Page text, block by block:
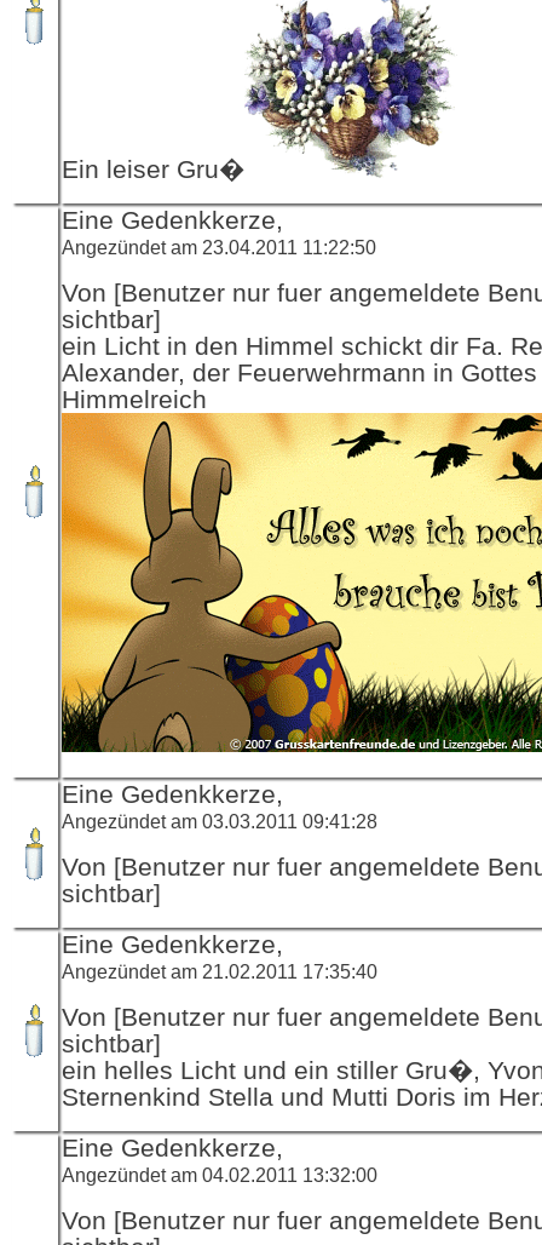
Ein leiser Gru�
Eine Gedenkkerze,
Angezündet am 23.04.2011 11:22:50
Von [Benutzer nur fuer angemeldete
sichtbar]
ein Licht in den Himmel schickt dir Fa.
Alexander, der Feuerwehrmann in Gottes
Himmelreich
Eine Gedenkkerze,
Angezündet am 03.03.2011 09:41:28
Von [Benutzer nur fuer angemeldete
sichtbar]
Eine Gedenkkerze,
Angezündet am 21.02.2011 17:35:40
Von [Benutzer nur fuer angemeldete
sichtbar]
ein helles Licht und ein stiller Gru�,
Sternenkind Stella und Mutti Doris im
Eine Gedenkkerze,
Angezündet am 04.02.2011 13:32:00
Von [Benutzer nur fuer angemeldete